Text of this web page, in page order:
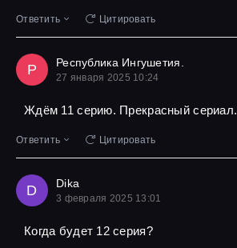
Ответить Цитировать
Р Республика Ингушетия.
27 января 2025 10:24
Ждём 11 серию. Прекрасный сериал.
Ответить Цитировать
D Dika
3 февраля 2025 13:01
Когда будет 12 серия?